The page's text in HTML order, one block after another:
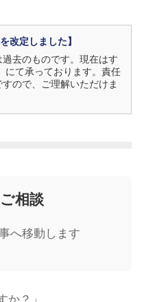
改定しました】
去のものです。現在はす
にて承っております。責任
ので、ご理解いただけま
相談
へ移動します